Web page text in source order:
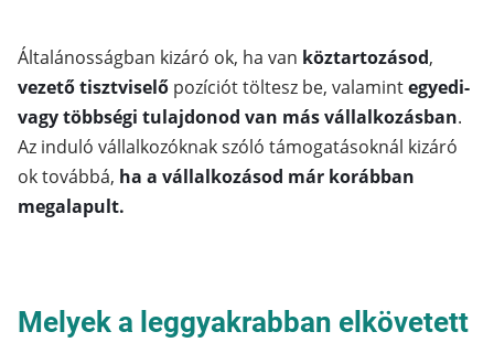
Általánosságban kizáró ok, ha van köztartozásod,
vezető tisztviselő pozíciót töltesz be, valamintegyedi-
vagy többségi tulajdonod van más vállalkozásban.
Az induló vállalkozóknak szóló támogatásoknál kizáró
ok továbbá, ha a vállalkozásod már korábban
megalapult.
Melyek a leggyakrabban elkövetett